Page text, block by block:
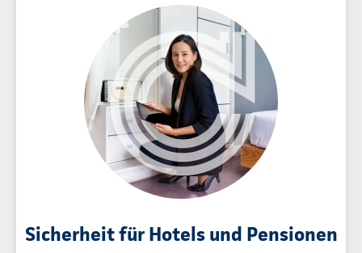
Sicherheit für Hotels und Pensionen